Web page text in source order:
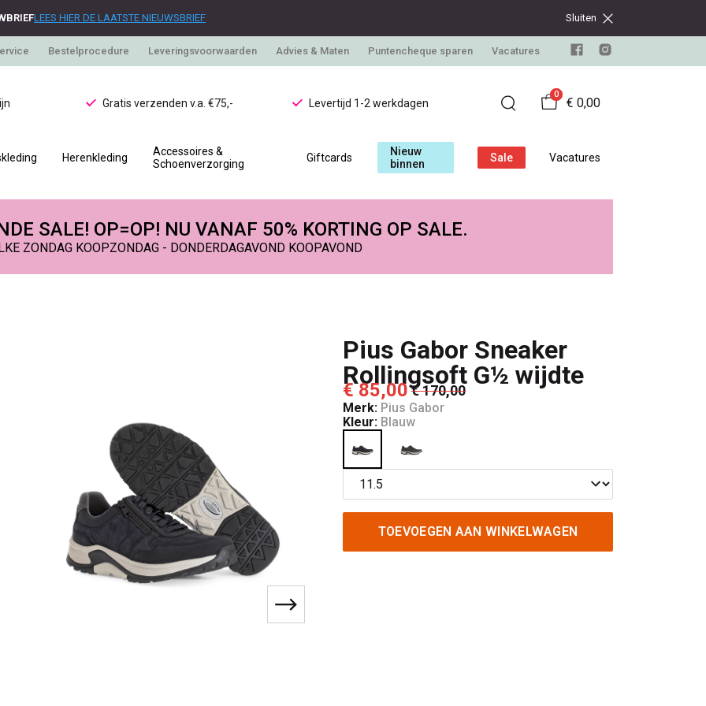
LEES HIER DE LAATSTE NIEUWSBRIEF Sluiten
Bestelprocedure Leveringsvoorwaarden Advies & Maten Puntencheque sparen Vacatures
Gratis verzenden v.a. €75,- Levertijd 1-2 werkdagen
0
€ 0,00
Herenkleding
Accessoires &
Schoenverzorging
Giftcards
Nieuw
binnen
Sale Vacatures
SALE! OP=OP! NU VANAF 50% KORTING OP SALE.
ZONDAG KOOPZONDAG - DONDERDAGAVOND KOOPAVOND
Pius Gabor Sneaker
Rollingsoft G½ wijdte
€ 85,00 € 170,00
Merk: Pius Gabor
Kleur: Blauw
TOEVOEGEN AAN WINKELWAGEN